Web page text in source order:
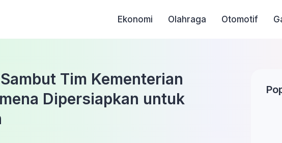
Ekonomi Olahraga Otomotif
Tim Kementerian
Dipersiapkan untuk